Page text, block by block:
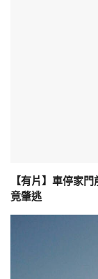
【有片】車停家
竟肇逃